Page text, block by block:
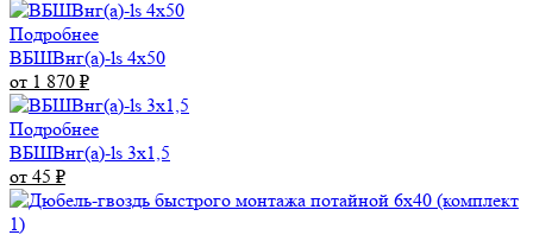
Подробнее
ВБШВнг(а)-ls 4x50
от 1 870 ₽
Подробнее
ВБШВнг(а)-ls 3х1,5
от 45 ₽